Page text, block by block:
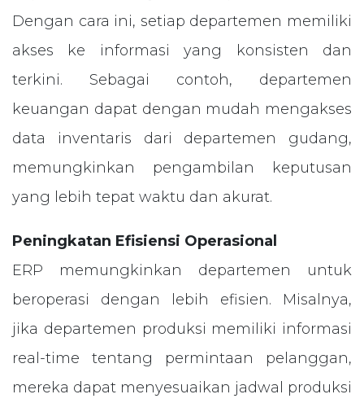
Dengan cara ini, setiap departemen memiliki
akses ke informasi yang konsisten dan
terkini. Sebagai contoh, departemen
keuangan dapat dengan mudah mengakses
data inventaris dari departemen gudang,
memungkinkan pengambilan keputusan
yang lebih tepat waktu dan akurat.
Peningkatan Efisiensi Operasional
ERP memungkinkan departemen untuk
beroperasi dengan lebih efisien. Misalnya,
jika departemen produksi memiliki informasi
real-time tentang permintaan pelanggan,
mereka dapat menyesuaikan jadwal produksi